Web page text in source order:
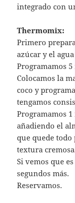
integrado con
Thermomix:
Primero
azúcar y el
Programamos
Colocamos la
coco y
tengamos
Programamos
añadiendo el
que quede
textura
Si vemos que
segundos más.
Reservamos.